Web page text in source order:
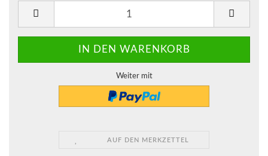
Weiter mit
AUF DEN MERKZETTEL